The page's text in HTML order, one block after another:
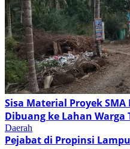
Sisa Material Proyek
Dibuang ke Lahan Warga
Daerah
Pejabat di Propinsi